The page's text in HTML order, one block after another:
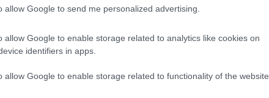
allow Google to send me personalized advertising.
allow Google to enable storage related to analytics like cookies on
identifiers in apps.
allow Google to enable storage related to functionality of the website
a exigência de prêmio em prefixados e indexados à